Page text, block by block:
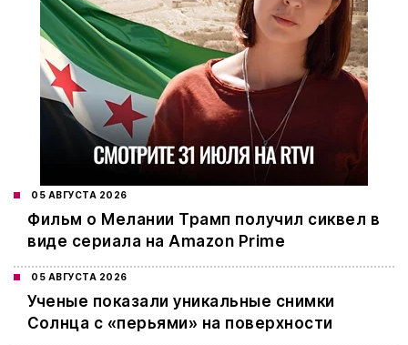
05 АВГУСТА 2026
Фильм о Мелании Трамп получил сиквел в
виде сериала на Amazon Prime
05 АВГУСТА 2026
Ученые показали уникальные снимки
Солнца с «перьями» на поверхности